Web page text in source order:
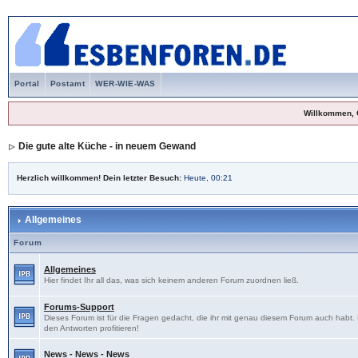
Portal Postamt WER-WIE-WAS
Willkommen,
Die gute alte Küche - in neuem Gewand
Herzlich willkommen! Dein letzter Besuch: Heute, 00:21
Allgemeines
Forum
Allgemeines
Hier findet Ihr all das, was sich keinem anderen Forum zuordnen ließ.
Forums-Support
Dieses Forum ist für die Fragen gedacht, die ihr mit genau diesem Forum auch
den Antworten profitieren!
News - News - News